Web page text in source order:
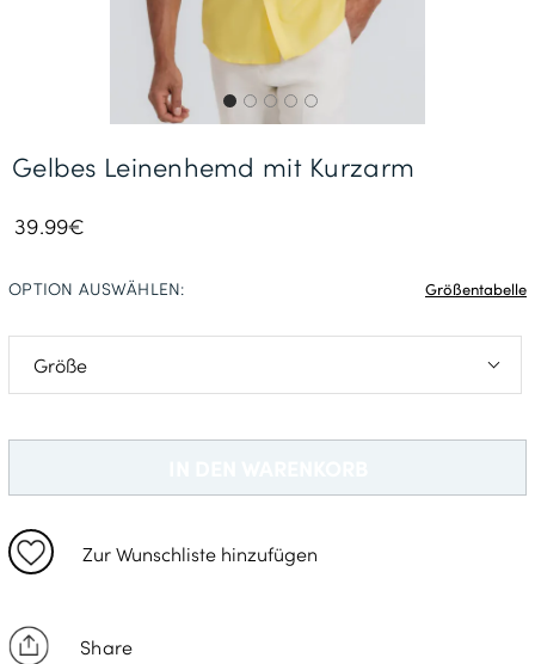
Gratisversand *
39.99€
Zur Wunschliste hinzufügen
Share
Gelbes Leinenhemd mit Kurzarm
L
OPTION AUSWÄHLEN: Größentabelle